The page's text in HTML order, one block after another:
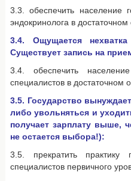
3.3. обеспечить население
эндокринолога в
3.4. Ощущается
Существует запись на
3.4. обеспечить
специалистов в
3.5. Государство
либо увольняться и
получает зарплату выше,
не остается выбора!):
3.5. прекратить практику
специалистов первичного